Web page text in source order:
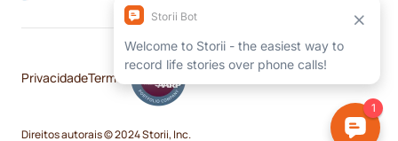
Direitos autorais © 2024 Storii, Inc.
PrivacidadeTermos